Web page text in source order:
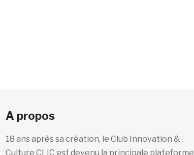
A propos
18 ans après sa création, le Club Innovation &
Culture CLIC est devenu la principale plateforme